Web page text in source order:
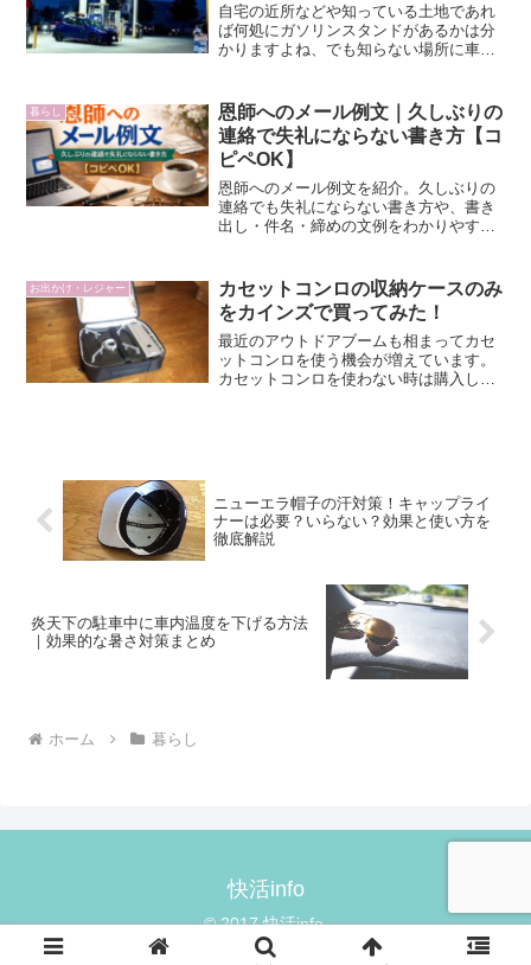
自宅の近所などや知っている土地であれ
ば何処にガソリンスタンドがあるかは分
かりますよね、でも知らない場所に車で
ンスタンドがあるだろう？」てなります
よね？車にカーナビが付い...
暮らし
恩師へのメール例文｜久しぶりの
連絡で失礼にならない書き方【コ
ピペOK】
恩師へのメール例文を紹介。久しぶりの
連絡でも失礼にならない書き方や、書き
出し・件名・締めの文例をわかりやすく
お出かけ・レジャー
カセットコンロの収納ケースのみ
をカインズで買ってみた！
最近のアウトドアブームも相まってカセ
ットコンロを使う機会が増えています。
カセットコンロを使わない時は購入した
ニューエラ帽子の汗対策！キャップライ
ナーは必要？いらない？効果と使い方を
徹底解説
炎天下の駐車中に車内温度を下げる方法
｜効果的な暑さ対策まとめ
ホーム 暮らし
快活info
© 2017 快活info.